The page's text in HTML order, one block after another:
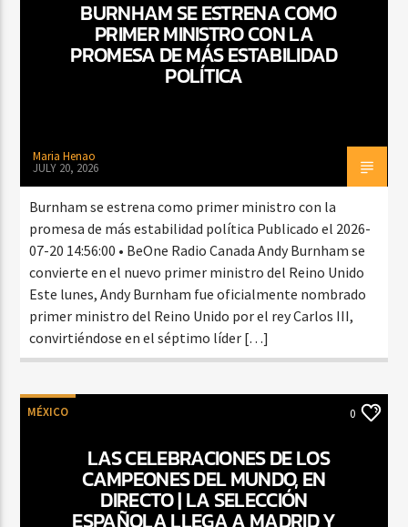
BURNHAM SE ESTRENA COMO
PRIMER MINISTRO CON LA
PROMESA DE MÁS ESTABILIDAD
POLÍTICA
Maria Henao
JULY 20, 2026
Burnham se estrena como primer ministro con la
promesa de más estabilidad política Publicado el 2026-
07-20 14:56:00 • BeOne Radio Canada Andy Burnham se
convierte en el nuevo primer ministro del Reino Unido
Este lunes, Andy Burnham fue oficialmente nombrado
primer ministro del Reino Unido por el rey Carlos III,
convirtiéndose en el séptimo líder […]
MÉXICO 0
LAS CELEBRACIONES DE LOS
CAMPEONES DEL MUNDO, EN
DIRECTO | LA SELECCIÓN
ESPAÑOLA LLEGA A MADRID Y